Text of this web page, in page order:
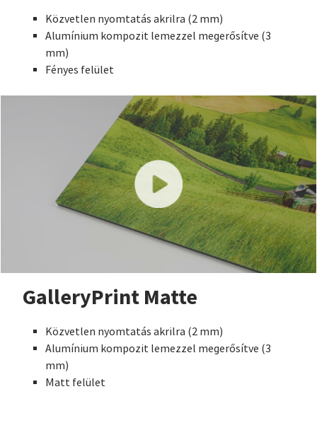
Közvetlen nyomtatás akrilra (2 mm)
Alumínium kompozit lemezzel megerősítve (3
mm)
Fényes felület
GalleryPrint Matte
Közvetlen nyomtatás akrilra (2 mm)
Alumínium kompozit lemezzel megerősítve (3
mm)
Matt felület